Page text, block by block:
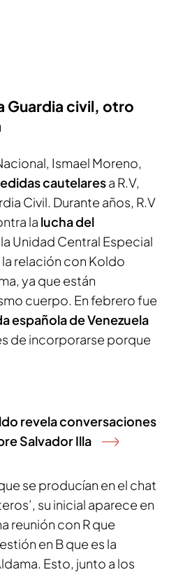
Guardia civil, otro
Ismael Moreno,
cautelaresa R.V,
Civil. Durante años, R.V
la lucha del
Unidad Central Especial
relación con Koldo
ya que están
cuerpo. En febrero fue
española de Venezuela
de incorporarse porque
revela conversaciones
Salvador Illa
se producían en el chat
su inicial aparece en
reunión con R que
en B que es la
Esto, junto a los